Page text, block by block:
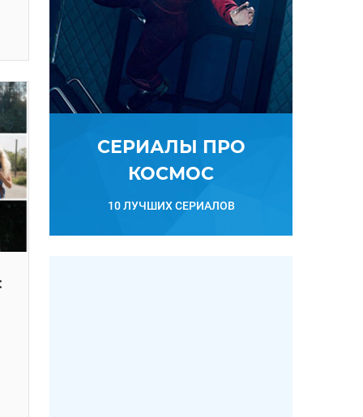
СЕРИАЛЫ ПРО
КОСМОС
10 ЛУЧШИХ СЕРИАЛОВ